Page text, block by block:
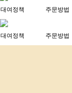
대여정책 주문방법
대여정책 주문방법